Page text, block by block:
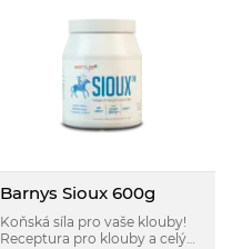
Barnys Sioux 600g
Koňská síla pro vaše klouby!
Receptura pro klouby a celý